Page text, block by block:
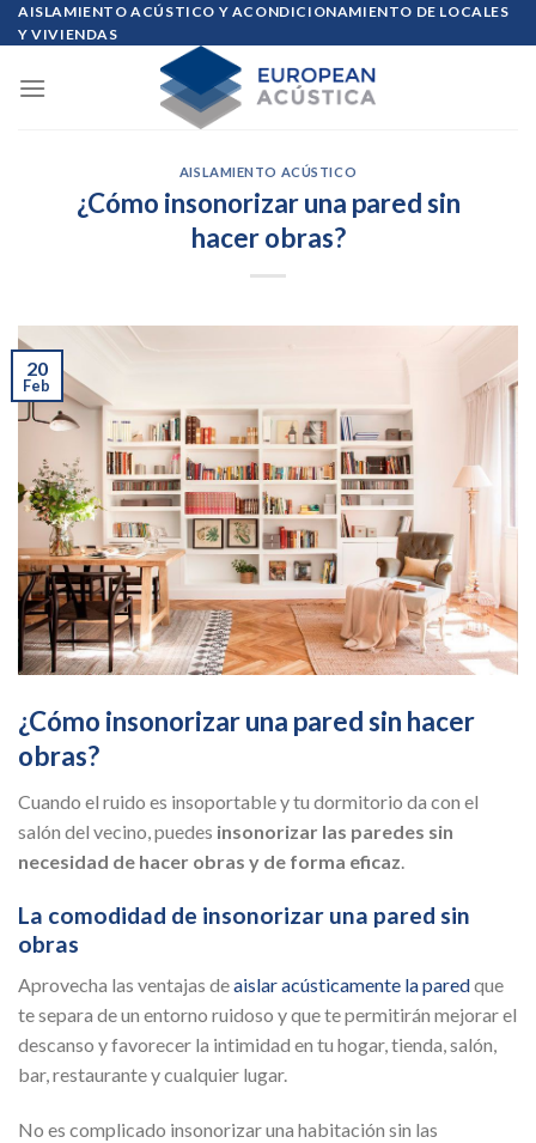
Skip
to
AISLAMIENTO ACÚSTICO Y ACONDICIONAMIENTO DE LOCALES
Y VIVIENDAS
AISLAMIENTO ACÚSTICO
¿Cómo insonorizar una pared sin
hacer obras?
20
Feb
¿Cómo insonorizar una pared sin hacer
obras?
Cuando el ruido es insoportable y tu dormitorio da con el
salón del vecino, puedes insonorizar las paredes sin
necesidad de hacer obras y de forma eficaz.
La comodidad de insonorizar una pared sin
obras
Aprovecha las ventajas deaislar acústicamente la paredque
te separa de un entorno ruidoso y que te permitirán mejorar el
descanso y favorecer la intimidad en tu hogar, tienda, salón,
bar, restaurante y cualquier lugar.
No es complicado insonorizar una habitación sin las